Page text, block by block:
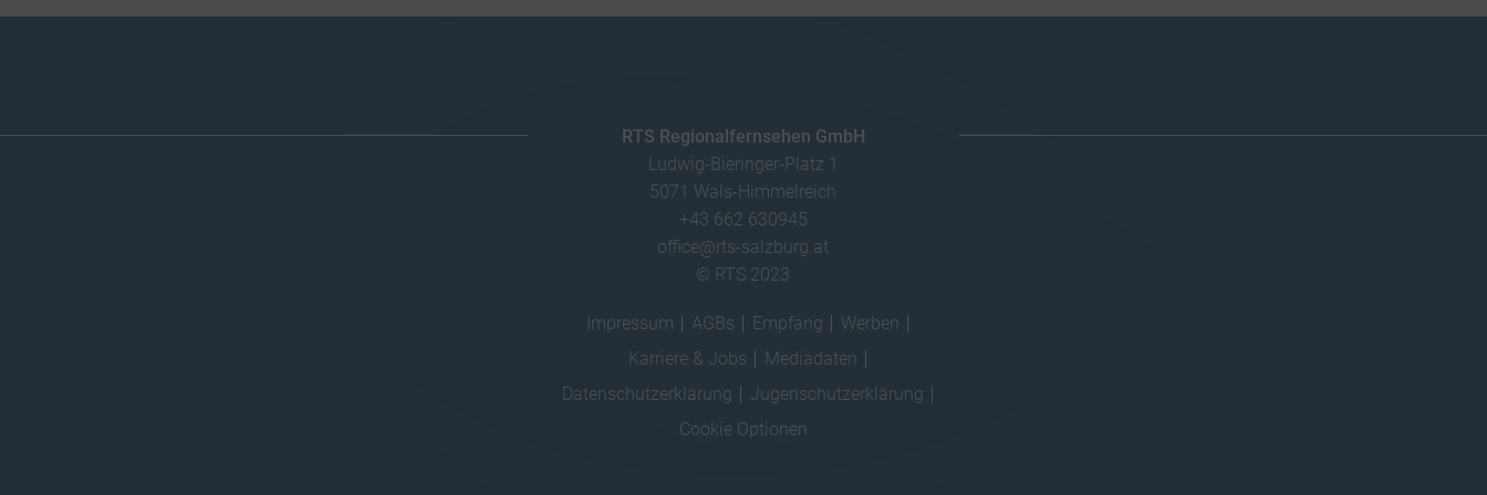
RTS Regionalfernsehen GmbH
Ludwig-Bieringer-Platz 1
5071 Wals-Himmelreich
+43 662 630945
office@rts-salzburg.at
© RTS 2023
Impressum AGBs Empfang
Werben
Karriere & Jobs
Mediadaten
Datenschutzerklärung
Jugenschutzerklärung
Cookie Optionen